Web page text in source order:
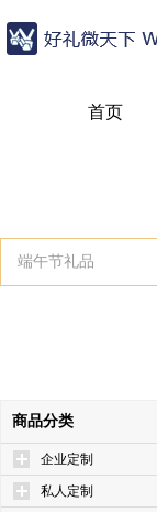
首页
商品分类
企业定制
私人定制